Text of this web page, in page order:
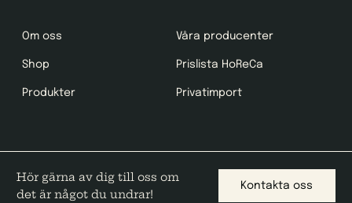
Om oss
Shop
Produkter
Våra producenter
Prislista HoReCa
Privatimport
Hör gärna av dig till oss om
det är något du undrar!
Kontakta oss